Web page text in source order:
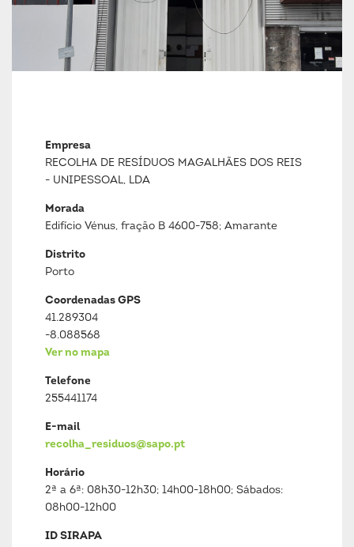
Empresa
RECOLHA DE RESÍDUOS MAGALHÃES DOS REIS
- UNIPESSOAL, LDA
Morada
Edifício Vénus, fração B 4600-758; Amarante
Distrito
Porto
Coordenadas GPS
41.289304
-8.088568
Ver no mapa
Telefone
255441174
E-mail
recolha_residuos@sapo.pt
Horário
2ª a 6ª: 08h30-12h30; 14h00-18h00; Sábados:
08h00-12h00
ID SIRAPA